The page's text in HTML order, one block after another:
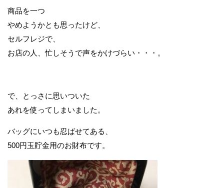
商品を一つ
やめようかとも思ったけど、
セルフレジで、
お店の人、忙しそうで声をかけづらい・・・。
で、とっさに思いついた
あれを使ってしまいました。
バッグにいつも忍ばせてある、
500円玉貯金用のお財布です。